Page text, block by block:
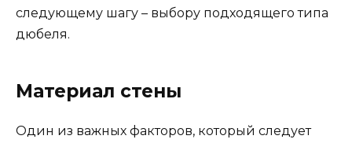
следующему шагу – выбору подходящего типа
дюбеля.
Материал стены
Один из важных факторов, который следует